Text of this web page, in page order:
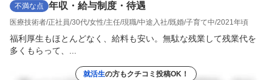
不満な点 年収・給与制度・待遇
医療技術者 正社員 30代 女性 主任 現職 中途入社 既婚 子育て中 2021年頃
福利厚生もほとんどなく、給料も安い。無駄な残業して残業代を
多くもらって、...
就活生の方もクチコミ投稿OK！